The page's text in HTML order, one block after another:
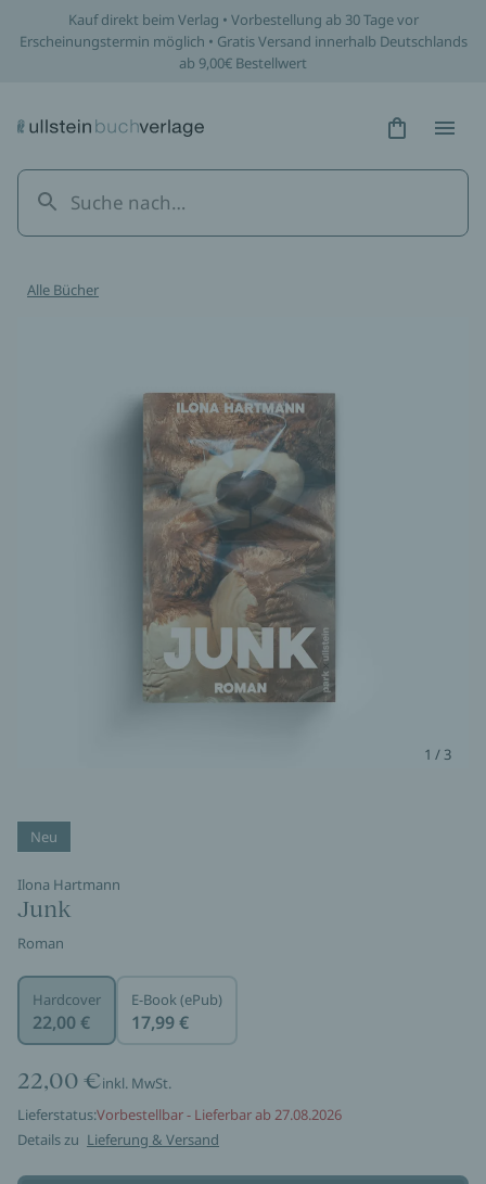
Kauf direkt beim Verlag • Vorbestellung ab 30 Tage vor
Erscheinungstermin möglich • Gratis Versand innerhalb Deutschlands
ab 9,00€ Bestellwert
Hidden
Alle Bücher
1 / 3
Neu
Ilona Hartmann
Junk
Roman
Hardcover
22,00 €
E-Book (ePub)
17,99 €
22,00 €inkl. MwSt.
Lieferstatus:Vorbestellbar - Lieferbar ab 27.08.2026
Details zu Lieferung & Versand